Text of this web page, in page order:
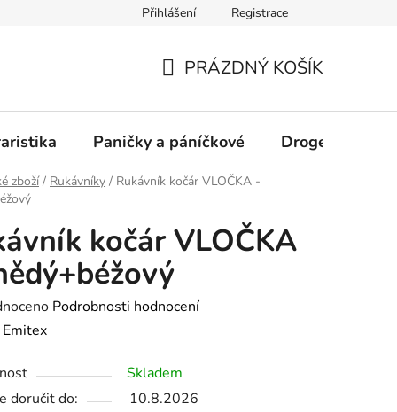
Přihlášení Registrace
KOŠÍK
PRÁZDNÝ KOŠÍK
Paničky a páníčkové Drogerie
zboží / Rukávníky / Rukávník kočár VLOČKA -
kočár VLOČKA
Podrobnosti hodnocení
Emitex
Skladem
doručit do:
10.8.2026